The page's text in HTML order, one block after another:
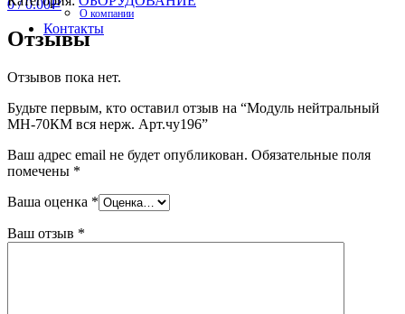
0/ 0.00Р
О компании
Контакты
Отзывы
Отзывов пока нет.
Будьте первым, кто оставил отзыв на “Модуль нейтральный
МН-70КМ вся нерж. Арт.чу196”
Ваш адрес email не будет опубликован. Обязательные поля
помечены *
Ваша оценка *
Ваш отзыв *